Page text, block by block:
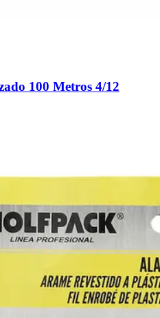
100 Metros 4/12